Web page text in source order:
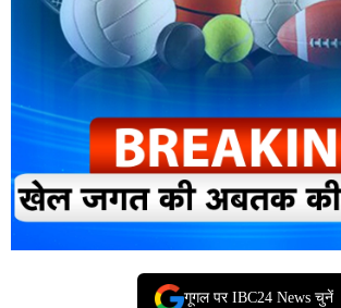
गूगल पर IBC24 News चुनें